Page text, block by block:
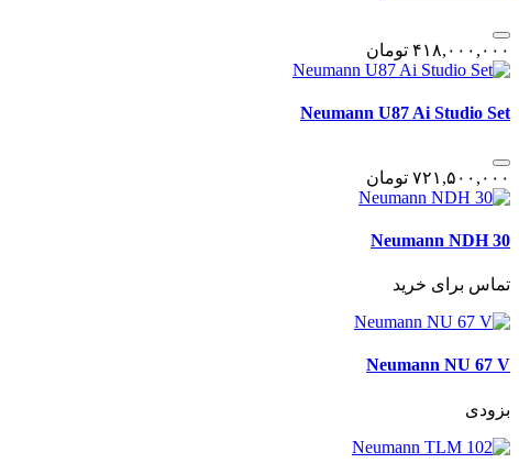
۴١٨,٠٠٠,٠٠٠ تومان
Neumann U87 Ai Studio Set
٧٢١,۵٠٠,٠٠٠ تومان
Neumann NDH 30
تماس برای خرید
Neumann NU 67 V
بزودی